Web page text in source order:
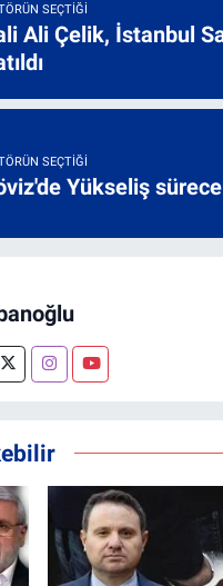
SEÇTIĞI
Ali Çelik, İstanbul
SEÇTIĞI
Yükseliş